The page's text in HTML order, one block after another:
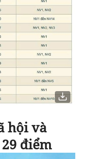
hội và
điểm